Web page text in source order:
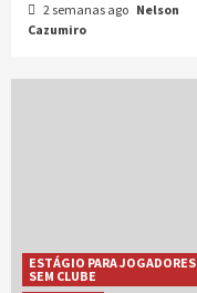
2 semanas ago Nelson
Cazumiro
ESTÁGIO PARA JOGADORES
SEM CLUBE